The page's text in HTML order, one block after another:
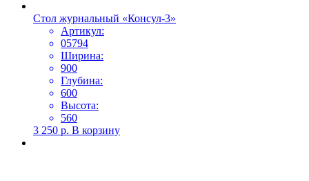
Стол журнальный «Консул-3»
Артикул:
05794
Ширина:
900
Глубина:
600
Высота:
560
3 250 р. В корзину